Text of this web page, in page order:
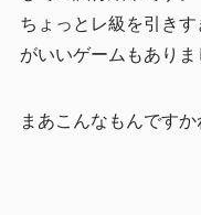
ちょっとレ級を引き
がいいゲームもありま
まあこんなもんです